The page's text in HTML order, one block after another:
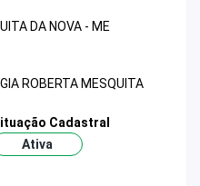
DA NOVA - ME
ROBERTA MESQUITA
Cadastral
Ativa